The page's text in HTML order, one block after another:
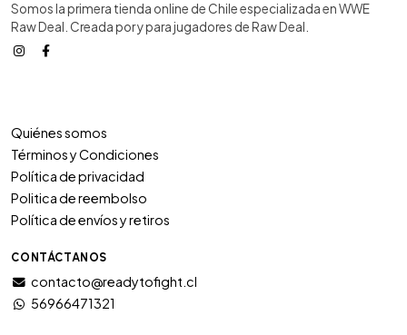
Somos la primera tienda online de Chile especializada en WWE
Raw Deal. Creada por y para jugadores de Raw Deal.
Quiénes somos
Términos y Condiciones
Política de privacidad
Politica de reembolso
Política de envíos y retiros
CONTÁCTANOS
contacto@readytofight.cl
56966471321